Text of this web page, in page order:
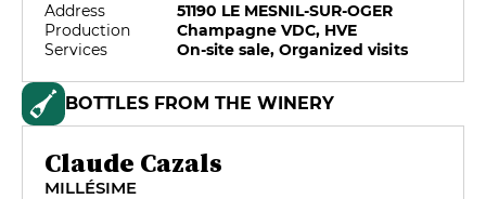
Address
51190 LE MESNIL-SUR-OGER
Production
Champagne VDC, HVE
Services
On-site sale, Organized visits
BOTTLES FROM THE WINERY
Claude Cazals
MILLÉSIME